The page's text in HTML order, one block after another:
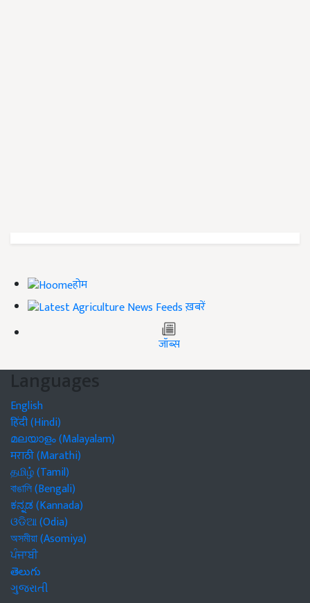
होम
ख़बरें
जॉब्स
Languages
English
हिंदी (Hindi)
മലയാളം (Malayalam)
मराठी (Marathi)
தமிழ் (Tamil)
বাঙালি (Bengali)
ಕನ್ನಡ (Kannada)
ଓଡିଆ (Odia)
অসমীয়া (Asomiya)
ਪੰਜਾਬੀ
తెలుగు
ગુજરાતી